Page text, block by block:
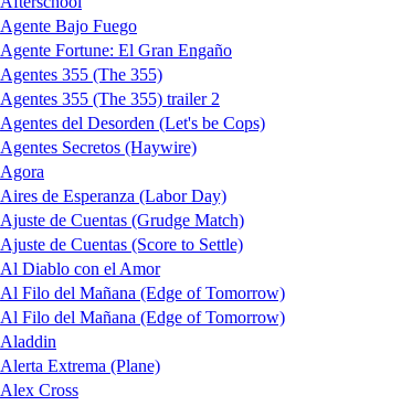
Agente Bajo Fuego
Agente Fortune: El Gran Engaño
Agentes 355 (The 355)
Agentes 355 (The 355) trailer 2
Agentes del Desorden (Let's be Cops)
Agentes Secretos (Haywire)
Agora
Aires de Esperanza (Labor Day)
Ajuste de Cuentas (Grudge Match)
Ajuste de Cuentas (Score to Settle)
Al Diablo con el Amor
Al Filo del Mañana (Edge of Tomorrow)
Al Filo del Mañana (Edge of Tomorrow)
Aladdin
Alerta Extrema (Plane)
Alex Cross